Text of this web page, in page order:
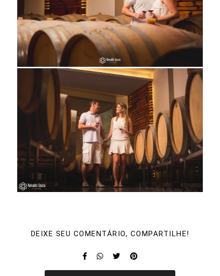
DEIXE SEU COMENTÁRIO, COMPARTILHE!